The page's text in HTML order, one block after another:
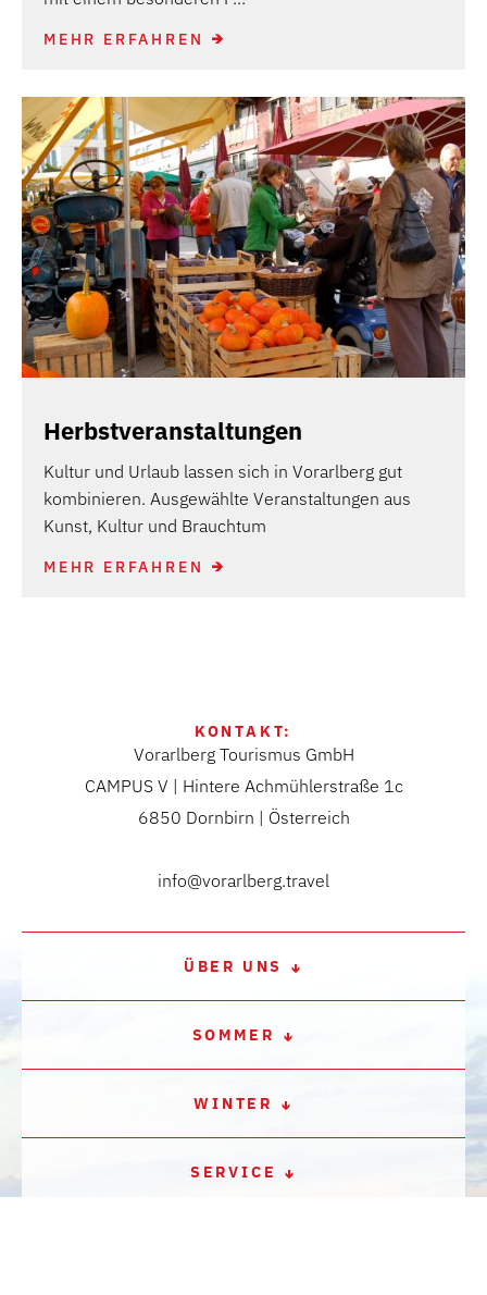
MEHR ERFAHREN
Herbstveranstaltungen
Kultur und Urlaub lassen sich in Vorarlberg gut
kombinieren. Ausgewählte Veranstaltungen aus
Kunst, Kultur und Brauchtum
MEHR ERFAHREN
KONTAKT:
Vorarlberg Tourismus GmbH
CAMPUS V | Hintere Achmühlerstraße 1c
6850 Dornbirn | Österreich
info@vorarlberg.travel
ÜBER UNS
SOMMER
WINTER
SERVICE